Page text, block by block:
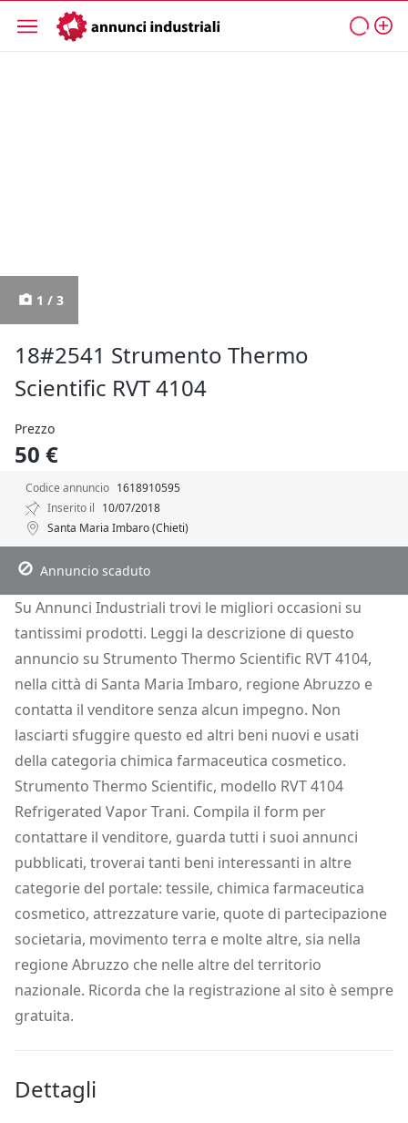
1 / 3
18#2541 Strumento Thermo
Scientific RVT 4104
Prezzo
50 €
Codice annuncio 1618910595
Inserito il 10/07/2018
Santa Maria Imbaro (Chieti)
Descrizione
Dettagli Posizione Richiedi Info
Annuncio scaduto
Su Annunci Industriali trovi le migliori occasioni su
tantissimi prodotti. Leggi la descrizione di questo
annuncio su Strumento Thermo Scientific RVT 4104,
nella città di Santa Maria Imbaro, regione Abruzzo e
contatta il venditore senza alcun impegno. Non
lasciarti sfuggire questo ed altri beni nuovi e usati
della categoria chimica farmaceutica cosmetico.
Strumento Thermo Scientific, modello RVT 4104
Refrigerated Vapor Trani. Compila il form per
contattare il venditore, guarda tutti i suoi annunci
pubblicati, troverai tanti beni interessanti in altre
categorie del portale: tessile, chimica farmaceutica
cosmetico, attrezzature varie, quote di partecipazione
societaria, movimento terra e molte altre, sia nella
regione Abruzzo che nelle altre del territorio
nazionale. Ricorda che la registrazione al sito è sempre
gratuita.
Dettagli